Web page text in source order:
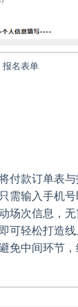
报名表单
付款订单表
需输入手机
场次信息，
可轻松打造
免中间环节